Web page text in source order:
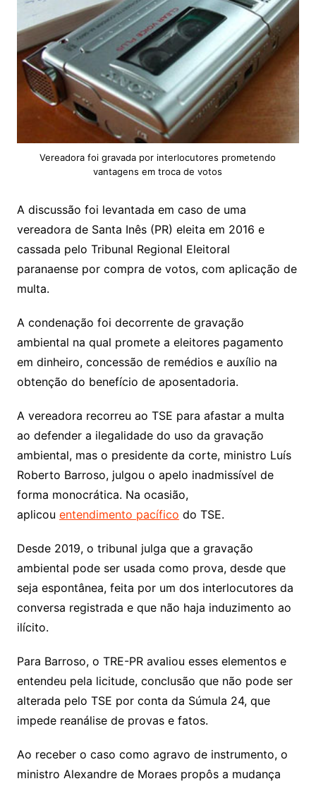
Vereadora foi gravada por interlocutores prometendo
vantagens em troca de votos
A discussão foi levantada em caso de uma
vereadora de Santa Inês (PR) eleita em 2016 e
cassada pelo Tribunal Regional Eleitoral
paranaense por compra de votos, com aplicação de
multa.
A condenação foi decorrente de gravação
ambiental na qual promete a eleitores pagamento
em dinheiro, concessão de remédios e auxílio na
obtenção do benefício de aposentadoria.
A vereadora recorreu ao TSE para afastar a multa
ao defender a ilegalidade do uso da gravação
ambiental, mas o presidente da corte, ministro Luís
Roberto Barroso, julgou o apelo inadmissível de
forma monocrática. Na ocasião,
aplicou entendimento pacífico do TSE.
Desde 2019, o tribunal julga que a gravação
ambiental pode ser usada como prova, desde que
seja espontânea, feita por um dos interlocutores da
conversa registrada e que não haja induzimento ao
ilícito.
Para Barroso, o TRE-PR avaliou esses elementos e
entendeu pela licitude, conclusão que não pode ser
alterada pelo TSE por conta da Súmula 24, que
impede reanálise de provas e fatos.
Ao receber o caso como agravo de instrumento, o
ministro Alexandre de Moraes propôs a mudança